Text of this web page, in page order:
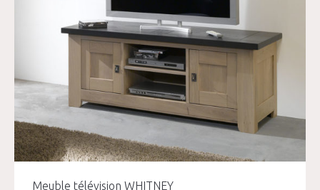
Meuble télévision WHITNEY